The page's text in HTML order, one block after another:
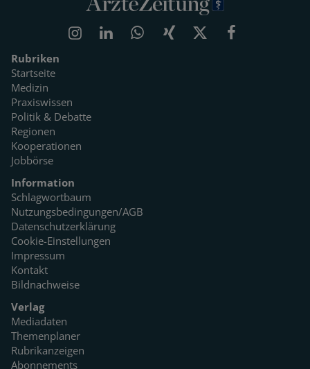
Rubriken
Startseite
Medizin
Praxiswissen
Politik & Debatte
Regionen
Kooperationen
Jobbörse
Information
Schlagwortbaum
Nutzungsbedingungen/AGB
Datenschutzerklärung
Cookie-Einstellungen
Impressum
Kontakt
Bildnachweise
Verlag
Mediadaten
Themenplaner
Rubrikanzeigen
Abonnements